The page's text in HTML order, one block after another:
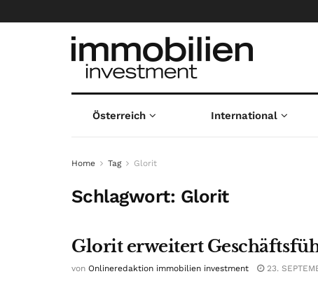
Österreich International
Home Tag Glorit
Schlagwort: Glorit
Glorit erweitert
von Onlineredaktion immobilien investment 23.